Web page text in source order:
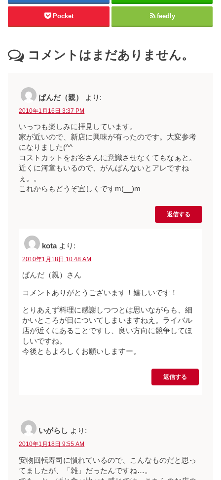
Pocket feedly
コメントはまだありません。
ぱんだ（親） より:
2010年1月16日 3:37 PM
いっつも楽しみに拝見しています。
家が近いので、新店に興味が有ったのです。大変参考
になりました(^^ゞ
コストカットをお客さんに意識させなくてもなぁと。
近くに河童もいるので、がんばんないとアレですね
ぇ。。
これからもどうぞ宜しくですm(__)m
返信する
kota より:
2010年1月18日 10:48 AM
ぱんだ（親）さん
コメントありがとうございます！嬉しいです！
とりあえず料理に感謝しつつとは思いながらも、細
かいところが目についてしまいますねえ。ライバル
店が近くにあることですし、良い方向に競争してほ
しいですね。
今後ともよろしくお願いしますー。
返信する
いがらし より:
2010年1月18日 9:55 AM
安物回転寿司に慣れているので、こんなものだと思っ
てましたが、「雑」だったんですね…。